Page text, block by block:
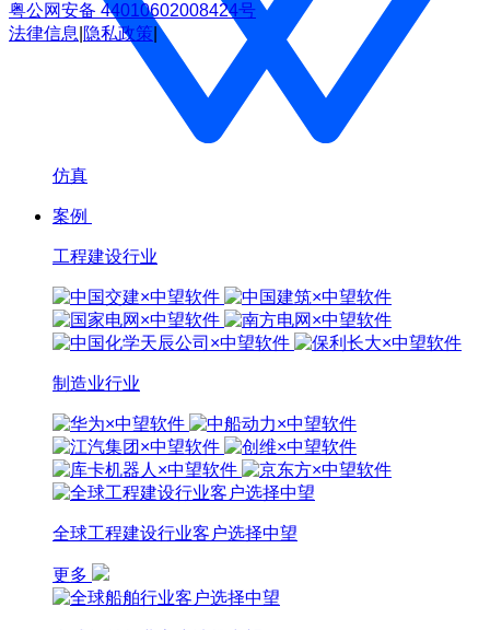
仿真
案例
工程建设行业
制造业行业
全球工程建设行业客户选择中望
更多
粤公网安备 44010602008424号
法律信息 隐私政策